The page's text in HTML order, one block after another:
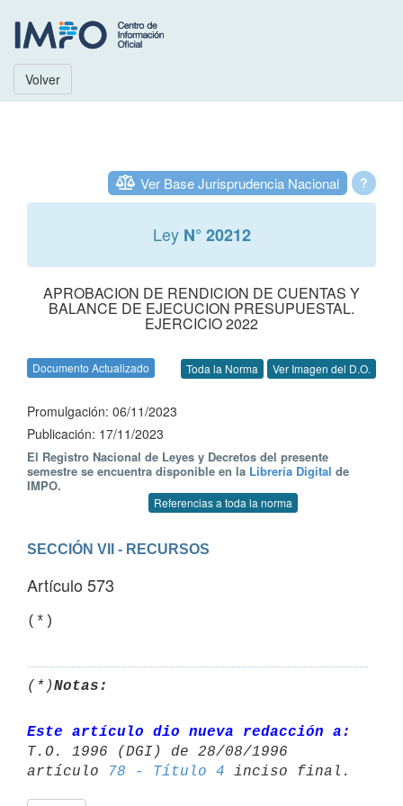
Volver
?
Ver Base Jurisprudencia Nacional
Ley N° 20212
APROBACION DE RENDICION DE CUENTAS Y
BALANCE DE EJECUCION PRESUPUESTAL.
EJERCICIO 2022
Documento Actualizado Toda la Norma Ver Imagen del D.O.
Promulgación: 06/11/2023
Publicación: 17/11/2023
El Registro Nacional de Leyes y Decretos del presente
semestre se encuentra disponible en la Librería Digital de
IMPO.
Referencias a toda la norma
SECCIÓN VII - RECURSOS
Artículo 573
(*)Notas:
Este artículo dio nueva redacción a:
T.O. 1996 (DGI) de 28/08/1996
artículo
78 - Título 4